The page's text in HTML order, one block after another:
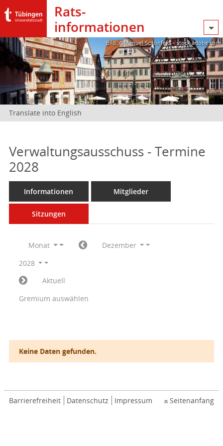
Rats­
informationen
Bild: @Manuel Schönfeld – stock.adobe.com
Translate into English
Verwaltungsausschuss - Termine
2028
Informationen Mitglieder
Sitzungen
Monat
Dezember
2028
Aktuell
Gremium auswählen
Keine Daten gefunden.
Barrierefreiheit Datenschutz Impressum Seitenanfang